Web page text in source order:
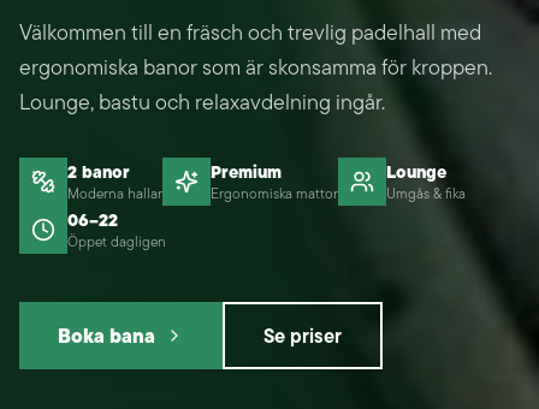
Välkommen till en fräsch och trevlig padelhall med
ergonomiska banor som är skonsamma för kroppen.
Lounge, bastu och relaxavdelning ingår.
2 banor
Moderna hallar
Premium
Ergonomiska mattor
Lounge
Umgås & fika
06–22
Öppet dagligen
Boka bana Se priser